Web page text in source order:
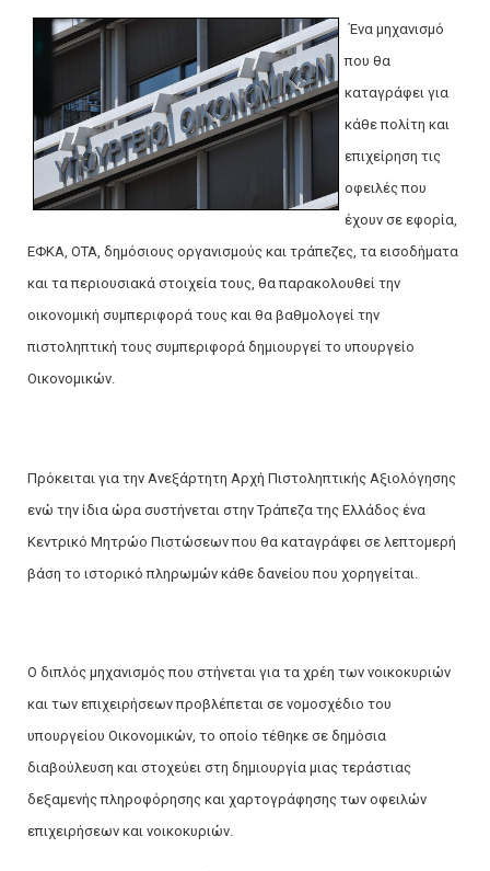
Ένα μηχανισμό
που θα
καταγράφει για
κάθε πολίτη και
επιχείρηση τις
οφειλές που
έχουν σε εφορία,
ΕΦΚΑ, ΟΤΑ, δημόσιους οργανισμούς και τράπεζες, τα εισοδήματα
και τα περιουσιακά στοιχεία τους, θα παρακολουθεί την
οικονομική συμπεριφορά τους και θα βαθμολογεί την
πιστοληπτική τους συμπεριφορά δημιουργεί το υπουργείο
Οικονομικών.
Πρόκειται για την Ανεξάρτητη Αρχή Πιστοληπτικής Αξιολόγησης
ενώ την ίδια ώρα συστήνεται στην Τράπεζα της Ελλάδος ένα
Κεντρικό Μητρώο Πιστώσεων που θα καταγράφει σε λεπτομερή
βάση το ιστορικό πληρωμών κάθε δανείου που χορηγείται.
Ο διπλός μηχανισμός που στήνεται για τα χρέη των νοικοκυριών
και των επιχειρήσεων προβλέπεται σε νομοσχέδιο του
υπουργείου Οικονομικών, το οποίο τέθηκε σε δημόσια
διαβούλευση και στοχεύει στη δημιουργία μιας τεράστιας
δεξαμενής πληροφόρησης και χαρτογράφησης των οφειλών
επιχειρήσεων και νοικοκυριών.